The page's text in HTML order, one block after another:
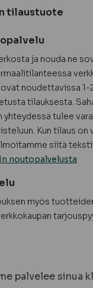
tilaustuote
ja nouda ne
noudettavissa 1-
tilauksesta.
yhteydessä tulee
Kun tilaus on
siitä
noutopalvelusta
myös
palvelee sinua